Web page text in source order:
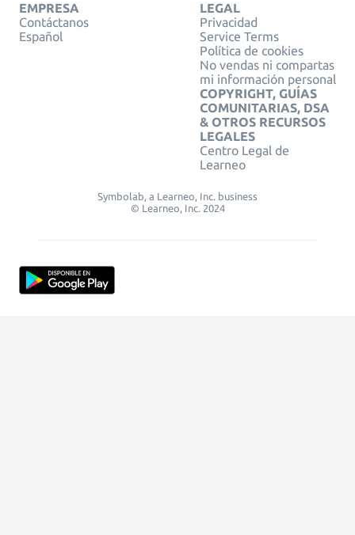
EMPRESA
Contáctanos
Español
LEGAL
Privacidad
Service Terms
Política de cookies
No vendas ni compartas
mi información personal
COPYRIGHT, GUÍAS
COMUNITARIAS, DSA
& OTROS RECURSOS
LEGALES
Centro Legal de
Learneo
Symbolab, a Learneo, Inc. business
© Learneo, Inc. 2024